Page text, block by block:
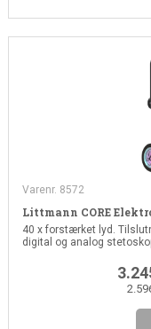
Varenr. 8572
Littmann CORE
40 x forstærket lyd.
digital og analog